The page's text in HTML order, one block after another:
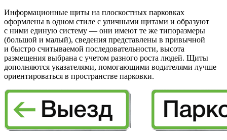
Информационные щиты на плоскостных парковках
оформлены в одном стиле с уличными щитами и образуют
с ними единую систему — они имеют те же типоразмеры
(большой и малый), сведения представлены в привычной
и быстро считываемой последовательности, высота
размещения выбрана с учетом разного роста людей. Щиты
дополняются указателями, помогающими водителями лучше
ориентироваться в пространстве парковки.